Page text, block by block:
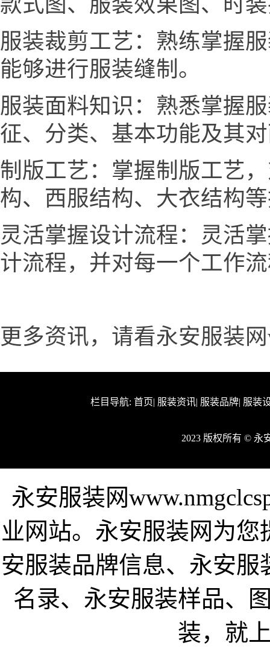
服装裁剪工艺：熟练掌握
能够进行服装缝制。
服装面料知识：熟悉掌握
征、分类、基本功能及其
制版工艺：掌握制版工艺
构、西服结构、大衣结构
灵活掌握设计流程：灵活
计流程，并对每一个工作
更多资讯，请看永安服装网
栏目导航: 首页| 服装资讯| 服装品牌| 服装
2023 版权所有 © 永
永安服装网
业网站。永安服装网为
安服装品牌信息、永安
名录、永安服装样品、
装，就